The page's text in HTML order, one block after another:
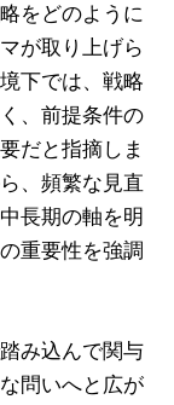
をどのように
が取り上げら
下では、戦略
、前提条件の
だと指摘しま
、頻繁な見直
長期の軸を明
重要性を強調
み込んで関与
問いへと広が